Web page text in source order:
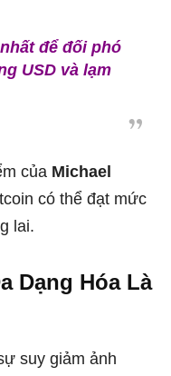
để đối phó
USD và lạm
của Michael
có thể đạt mức
lai.
Dạng Hóa Là
suy giảm ảnh